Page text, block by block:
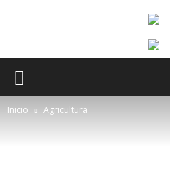
Inicio Agricultura